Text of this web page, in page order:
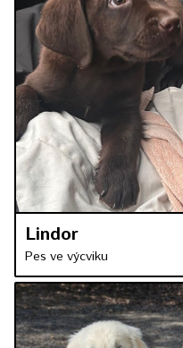
Lindor
Pes ve výcviku